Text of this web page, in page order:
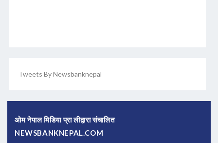
Tweets By Newsbanknepal
ओम नेपाल मिडिया प्रा लीद्वारा संचालित
NEWSBANKNEPAL.COM